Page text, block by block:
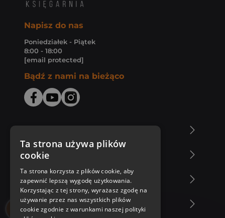
Napisz do nas
Poniedziałek - Piątek
8:00 - 18:00
[email protected]
Bądź z nami na bieżąco
Zakupy u nas
Nasza oferta
Nasi autorzy
Ta strona używa plików
cookie
Ta strona korzysta z plików cookie, aby
zapewnić lepszą wygodę użytkowania.
Korzystając z tej strony, wyrażasz zgodę na
używanie przez nas wszystkich plików
cookie zgodnie z warunkami naszej polityki